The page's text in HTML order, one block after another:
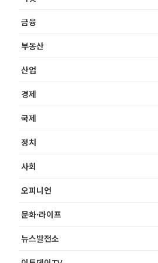
금융
부동산
산업
경제
국제
정치
사회
오피니언
문화·라이프
뉴스발전소